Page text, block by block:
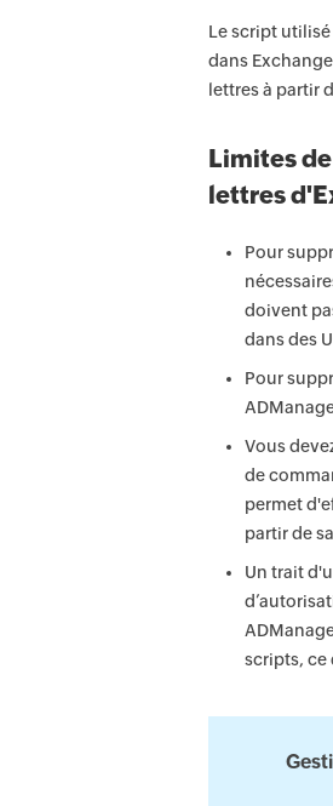
Le script
dans
lettres à partir
Limites
lettres
Pour
doivent
dans des
Pour
Vous
de
permet
partir de
Un trait
scripts, ce